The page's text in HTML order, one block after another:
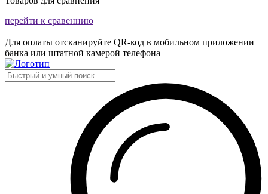
перейти к сравеннию
Для оплаты отсканируйте QR-код в мобильном приложении
банка или штатной камерой телефона